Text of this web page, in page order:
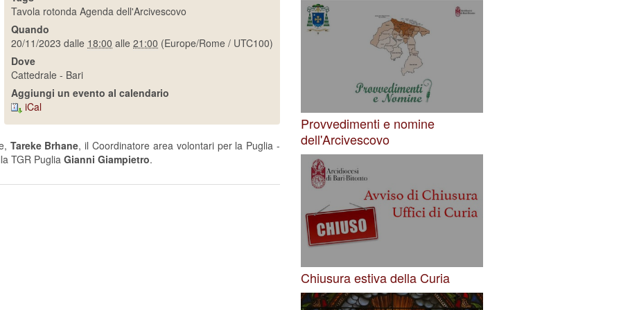
Tavola rotonda Agenda dell'Arcivescovo
Quando
20/11/2023 dalle 18:00 alle 21:00 (Europe/Rome / UTC100)
Dove
Cattedrale - Bari
Aggiungi un evento al calendario
iCal
Tareke Brhane, il Coordinatore area volontari per la Puglia -
TGR Puglia Gianni Giampietro.
Provvedimenti e nomine
dell'Arcivescovo
Chiusura estiva della Curia